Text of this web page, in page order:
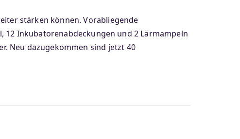
stärken können. Vorabliegende
12 Inkubatorenabdeckungen und 2 Lärmampeln
Neu dazugekommen sind jetzt 40